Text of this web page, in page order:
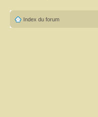
Index du forum